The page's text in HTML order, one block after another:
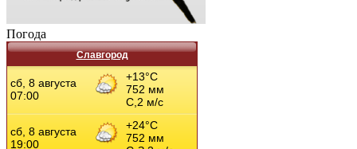
Погода
Славгород